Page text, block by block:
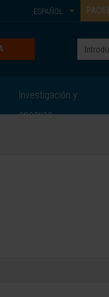
ESPAÑOL
Investigación y
ensayos